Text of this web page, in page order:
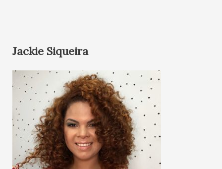
Jackie Siqueira